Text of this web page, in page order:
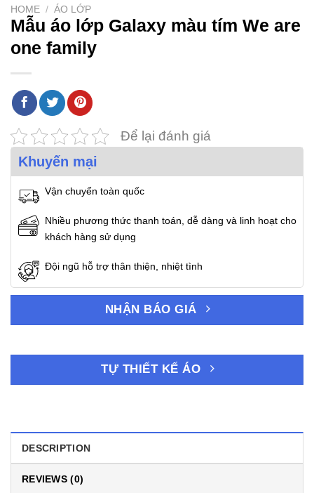
HOME / ÁO LỚP
Mẫu áo lớp Galaxy màu tím We are
one family
Để lại đánh giá
Khuyến mại
Vận chuyển toàn quốc
Nhiều phương thức thanh toán, dễ dàng và linh hoạt cho
khách hàng sử dụng
Đội ngũ hỗ trợ thân thiện, nhiệt tình
NHẬN BÁO GIÁ
TỰ THIẾT KẾ ÁO
DESCRIPTION
REVIEWS (0)